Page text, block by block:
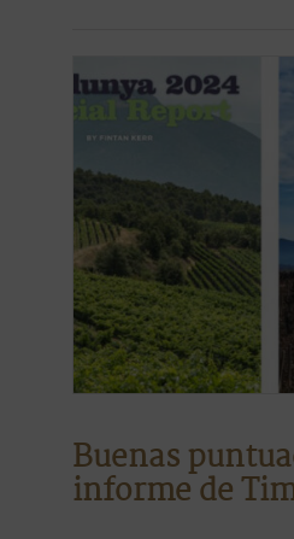
Buenas
informe de